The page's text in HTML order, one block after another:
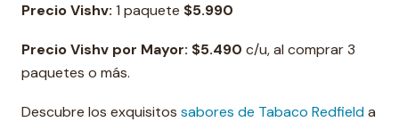
Precio Vishv: 1 paquete $5.990
Precio Vishv por Mayor: $5.490 c/u, al comprar 3
paquetes o más.
Descubre los exquisitos sabores de Tabaco Redfielda